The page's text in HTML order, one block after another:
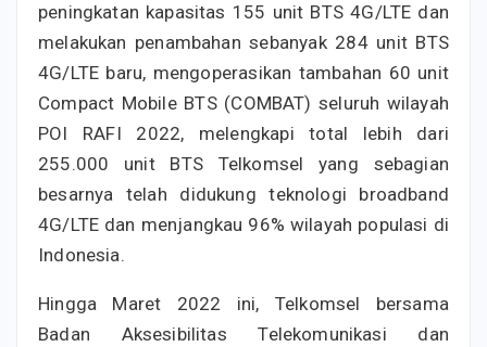
peningkatan kapasitas 155 unit BTS 4G/LTE dan
melakukan penambahan sebanyak 284 unit BTS
4G/LTE baru, mengoperasikan tambahan 60 unit
Compact Mobile BTS (COMBAT) seluruh wilayah
POI RAFI 2022, melengkapi total lebih dari
255.000 unit BTS Telkomsel yang sebagian
besarnya telah didukung teknologi broadband
4G/LTE dan menjangkau 96% wilayah populasi di
Indonesia.
Hingga Maret 2022 ini, Telkomsel bersama
Badan Aksesibilitas Telekomunikasi dan